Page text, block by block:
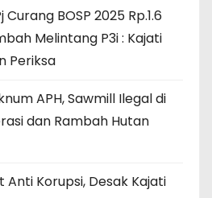
BOSP 2025 Rp.1.6
Melintang P3i : Kajati
Periksa
APH, Sawmill Ilegal di
dan Rambah Hutan
Anti Korupsi, Desak Kajati